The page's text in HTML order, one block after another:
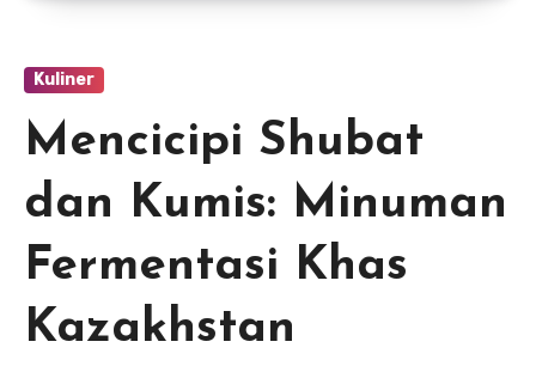
Kuliner
Mencicipi Shubat
dan Kumis: Minuman
Fermentasi Khas
Kazakhstan